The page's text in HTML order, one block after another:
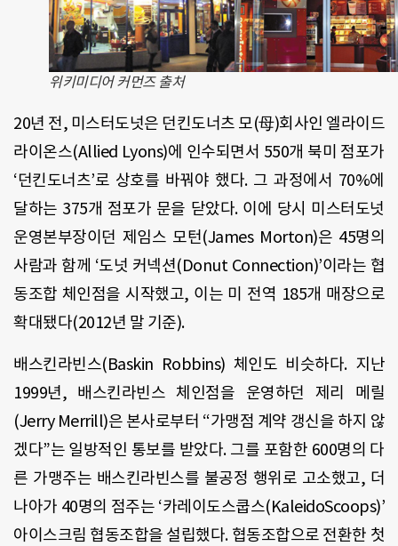
위키미디어 커먼즈 출처
20년 전, 미스터도넛은 던킨도너츠 모(母)회사인 엘라이드
라이온스(Allied Lyons)에 인수되면서 550개 북미 점포가
‘던킨도너츠’로 상호를 바꿔야 했다. 그 과정에서 70%에
달하는 375개 점포가 문을 닫았다. 이에 당시 미스터도넛
운영본부장이던 제임스 모턴(James Morton)은 45명의
사람과 함께 ‘도넛 커넥션(Donut Connection)’이라는 협
동조합 체인점을 시작했고, 이는 미 전역 185개 매장으로
확대됐다(2012년 말 기준).
배스킨라빈스(Baskin Robbins) 체인도 비슷하다. 지난
1999년, 배스킨라빈스 체인점을 운영하던 제리 메릴
(Jerry Merrill)은 본사로부터 “가맹점 계약 갱신을 하지 않
겠다”는 일방적인 통보를 받았다. 그를 포함한 600명의 다
른 가맹주는 배스킨라빈스를 불공정 행위로 고소했고, 더
나아가 40명의 점주는 ‘카레이도스쿱스(KaleidoScoops)’
아이스크림 협동조합을 설립했다. 협동조합으로 전환한 첫